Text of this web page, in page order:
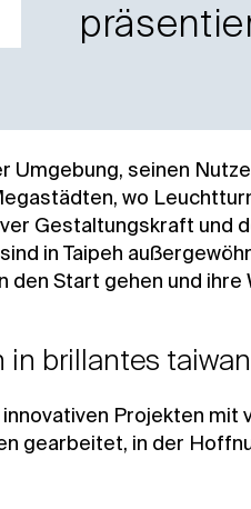
Umgebung, seinen
wo
Gestaltungskraft und
in Taipeh
den Start gehen und
in brillantes
innovativen Projekten
gearbeitet, in der